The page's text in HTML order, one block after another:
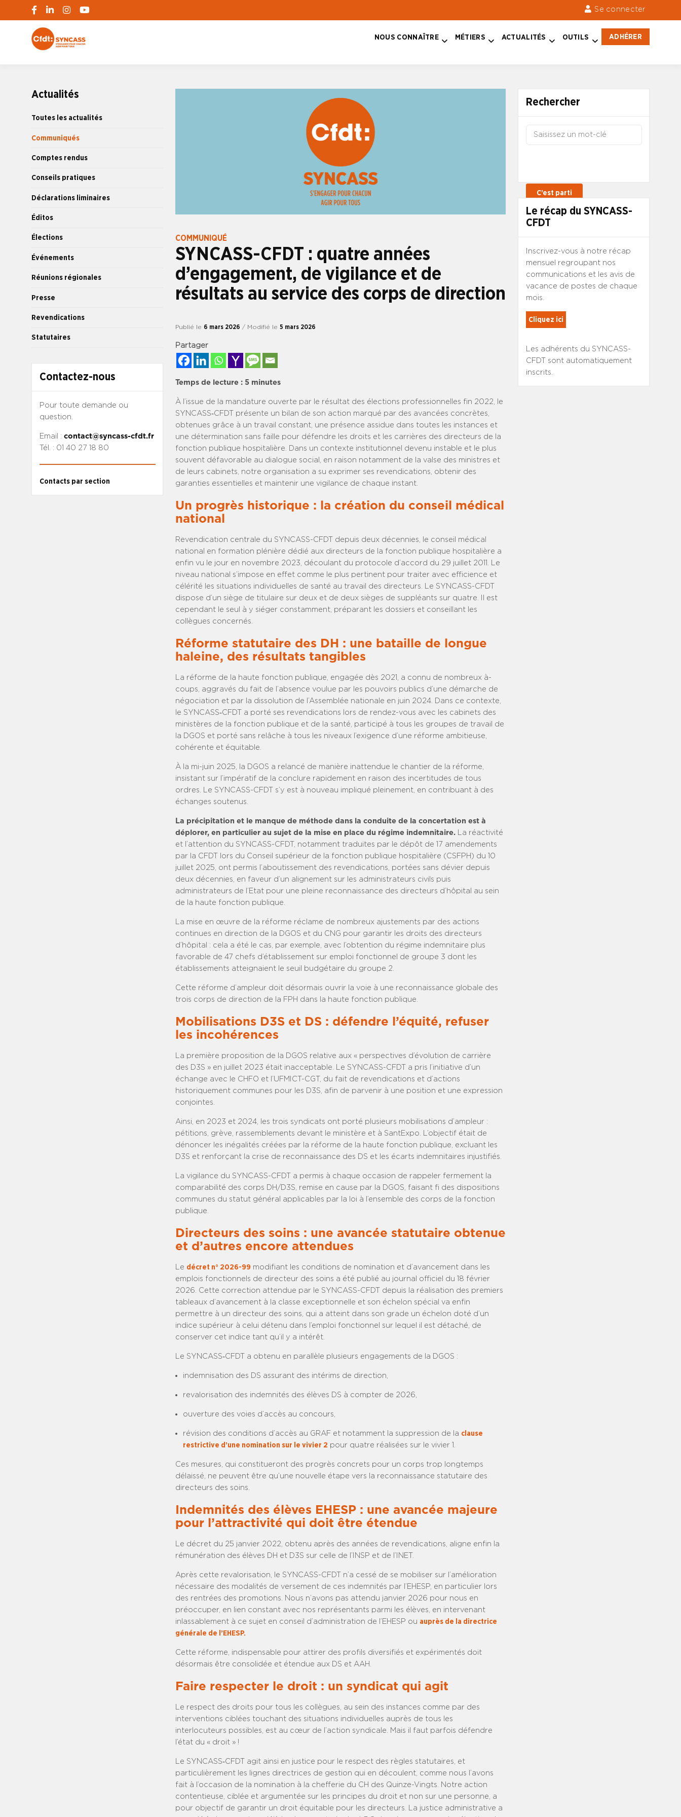
Se connecter
NOUS CONNAÎTRE MÉTIERS ACTUALITÉS OUTILS ADHÉRER
Actualités
Toutes les actualités
Communiqués
Comptes rendus
Conseils pratiques
Déclarations liminaires
Éditos
Élections
Événements
Réunions régionales
Presse
Revendications
Statutaires
Contactez-nous
Pour toute demande ou
question.
Email : contact@syncass-cfdt.fr
Tél. : 01 40 27 18 80
Contacts par section
COMMUNIQUÉ
SYNCASS-CFDT : quatre années
d’engagement, de vigilance et de
résultats au service des corps de direction
Publié le 6 mars 2026 / Modifié le 5 mars 2026
Partager
Temps de lecture : 5 minutes
À l’issue de la mandature ouverte par le résultat des élections professionnelles fin 2022, le
SYNCASS‑CFDT présente un bilan de son action marqué par des avancées concrètes,
obtenues grâce à un travail constant, une présence assidue dans toutes les instances et
une détermination sans faille pour défendre les droits et les carrières des directeurs de la
fonction publique hospitalière.
Dans un contexte institutionnel devenu instable et le plus
souvent défavorable au dialogue social, en raison notamment de la valse des ministres et
de leurs cabinets, notre organisation a su exprimer ses revendications, obtenir des
garanties essentielles et maintenir une vigilance de chaque instant.
Un progrès historique : la création du conseil médical
national
Revendication centrale du SYNCASS-CFDT depuis deux décennies, le conseil médical
national en formation plénière dédié aux directeurs de la fonction publique hospitalière a
enfin vu le jour en novembre 2023, découlant du protocole d’accord du 29 juillet 2011. Le
niveau national s’impose en effet comme le plus pertinent pour traiter avec efficience et
célérité les situations individuelles de santé au travail des directeurs. Le SYNCASS-CFDT
dispose d’un siège de titulaire sur deux et de deux sièges de suppléants sur quatre. Il est
cependant le seul à y siéger constamment, préparant les dossiers et conseillant les
collègues concernés.
Réforme statutaire des DH : une bataille de longue
haleine, des résultats tangibles
La réforme de la haute fonction publique, engagée dès 2021, a connu de nombreux à-
coups, aggravés du fait de l’absence voulue par les pouvoirs publics d’une démarche de
négociation et par la dissolution de l’Assemblée nationale en juin 2024. Dans ce contexte,
le SYNCASS‑CFDT a porté ses revendications lors de rendez-vous avec les cabinets des
ministères de la fonction publique et de la santé, participé à tous les groupes de travail de
la DGOS et porté sans relâche à tous les niveaux l’exigence d’une réforme ambitieuse,
cohérente et équitable.
À la mi-juin 2025, la DGOS a relancé de manière inattendue le chantier de la réforme,
insistant sur l’impératif de la conclure rapidement en raison des incertitudes de tous
ordres. Le SYNCASS-CFDT s’y est à nouveau impliqué pleinement, en contribuant à des
échanges soutenus.
La précipitation et le manque de méthode dans la conduite de la concertation est à
déplorer, en particulier au sujet de la mise en place du régime indemnitaire. La réactivité
et l’attention du SYNCASS-CFDT, notamment traduites par le dépôt de 17 amendements
par la CFDT lors du Conseil supérieur de la fonction publique hospitalière (CSFPH) du 10
juillet 2025, ont permis l’aboutissement des revendications, portées sans dévier depuis
deux décennies, en faveur d’un alignement sur les administrateurs civils puis
administrateurs de l’Etat pour une pleine reconnaissance des directeurs d’hôpital au sein
de la haute fonction publique.
La mise en œuvre de la réforme réclame de nombreux ajustements par des actions
continues en direction de la DGOS et du CNG pour garantir les droits des directeurs
d’hôpital : cela a été le cas, par exemple, avec l’obtention du régime indemnitaire plus
favorable de 47 chefs d’établissement sur emploi fonctionnel de groupe 3 dont les
établissements atteignaient le seuil budgétaire du groupe 2.
Cette réforme d’ampleur doit désormais ouvrir la voie à une reconnaissance globale des
trois corps de direction de la FPH dans la haute fonction publique.
Mobilisations D3S et DS : défendre l’équité, refuser
les incohérences
La première proposition de la DGOS relative aux « perspectives d’évolution de carrière
des D3S » en juillet 2023 était inacceptable. Le SYNCASS-CFDT a pris l’initiative d’un
échange avec le CHFO et l’UFMICT-CGT, du fait de revendications et d’actions
historiquement communes pour les D3S, afin de parvenir à une position et une expression
conjointes.
Ainsi, en 2023 et 2024, les trois syndicats ont porté plusieurs mobilisations d’ampleur :
pétitions, grève, rassemblements devant le ministère et à SantExpo. L’objectif était de
dénoncer les inégalités créées par la réforme de la haute fonction publique, excluant les
D3S et renforçant la crise de reconnaissance des DS et les écarts indemnitaires injustifiés.
La vigilance du SYNCASS-CFDT a permis à chaque occasion de rappeler fermement la
comparabilité des corps DH/D3S, remise en cause par la DGOS, faisant fi des dispositions
communes du statut général applicables par la loi à l’ensemble des corps de la fonction
publique.
Directeurs des soins : une avancée statutaire obtenue
et d’autres encore attendues
Le décret n° 2026-99 modifiant les conditions de nomination et d’avancement dans les
emplois fonctionnels de directeur des soins a été publié au journal officiel du 18 février
2026. Cette correction attendue par le SYNCASS-CFDT depuis la réalisation des premiers
tableaux d’avancement à la classe exceptionnelle et son échelon spécial va enfin
permettre à un directeur des soins, qui a atteint dans son grade un échelon doté d’un
indice supérieur à celui détenu dans l’emploi fonctionnel sur lequel il est détaché, de
conserver cet indice tant qu’il y a intérêt.
Le SYNCASS‑CFDT a obtenu en parallèle plusieurs engagements de la DGOS :
indemnisation des DS assurant des intérims de direction,
revalorisation des indemnités des élèves DS à compter de 2026,
ouverture des voies d’accès au concours,
révision des conditions d’accès au GRAF et notamment la suppression de la clause
restrictive d’une nomination sur le vivier 2 pour quatre réalisées sur le vivier 1.
Ces mesures, qui constitueront des progrès concrets pour un corps trop longtemps
délaissé, ne peuvent être qu’une nouvelle étape vers la reconnaissance statutaire des
directeurs des soins.
Indemnités des élèves EHESP : une avancée majeure
pour l’attractivité qui doit être étendue
Le décret du 25 janvier 2022, obtenu après des années de revendications, aligne enfin la
rémunération des élèves DH et D3S sur celle de l’INSP et de l’INET.
Après cette revalorisation, le SYNCASS-CFDT n’a cessé de se mobiliser sur l’amélioration
nécessaire des modalités de versement de ces indemnités par l’EHESP, en particulier lors
des rentrées des promotions. Nous n’avons pas attendu janvier 2026 pour nous en
préoccuper, en lien constant avec nos représentants parmi les élèves, en intervenant
inlassablement à ce sujet en conseil d’administration de l’EHESP ou auprès de la directrice
générale de l’EHESP.
Cette réforme, indispensable pour attirer des profils diversifiés et expérimentés doit
désormais être consolidée et étendue aux DS et AAH.
Faire respecter le droit : un syndicat qui agit
Le respect des droits pour tous les collègues, au sein des instances comme par des
interventions ciblées touchant des situations individuelles auprès de tous les
interlocuteurs possibles, est au cœur de l’action syndicale. Mais il faut parfois défendre
l’état du « droit » !
Le SYNCASS‑CFDT agit ainsi en justice pour le respect des règles statutaires, et
particulièrement les lignes directrices de gestion qui en découlent, comme nous l’avons
fait à l’occasion de la nomination à la chefferie du CH des Quinze-Vingts. Notre action
contentieuse, ciblée et argumentée sur les principes du droit et non sur une personne, a
pour objectif de garantir un droit équitable pour les directeurs. La justice administrative a
Rechercher
Le récap du SYNCASS-
CFDT
Inscrivez-vous à notre récap
mensuel regroupant nos
communications et les avis de
vacance de postes de chaque
mois.
Cliquez ici
Les adhérents du SYNCASS-
CFDT sont automatiquement
inscrits.